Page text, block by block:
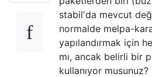
stabil'da mevcut
normalde melpa-
yapılandırmak için
mı, ancak belirli bir
kullanıyor musunuz?